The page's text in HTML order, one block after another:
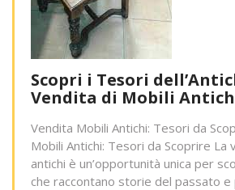
Scopri i Tesori
Vendita di Mobili
Vendita Mobili Antichi: Tesori da
Mobili Antichi: Tesori da Scoprire La
antichi è un’opportunità unica per
che raccontano storie del passato